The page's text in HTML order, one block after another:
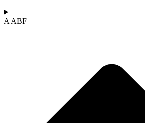
A ABF